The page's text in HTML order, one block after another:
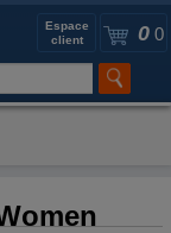
0 0
Espace
client